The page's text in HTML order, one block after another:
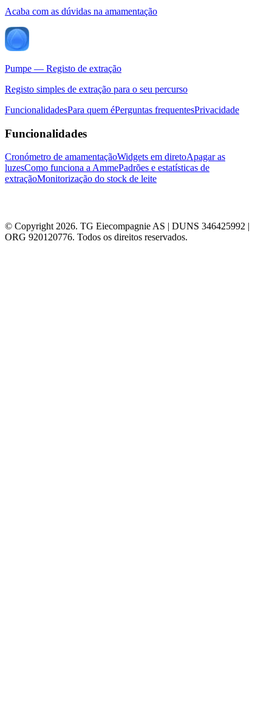
Acaba com as dúvidas na amamentação
Pumpe — Registo de extração
Registo simples de extração para o seu percurso
FuncionalidadesPara quem éPerguntas frequentesPrivacidade
Funcionalidades
Cronómetro de amamentaçãoWidgets em diretoApagar as
luzesComo funciona a AmmePadrões e estatísticas de
extraçãoMonitorização do stock de leite
© Copyright 2026. TG Eiecompagnie AS | DUNS 346425992 |
ORG 920120776. Todos os direitos reservados.